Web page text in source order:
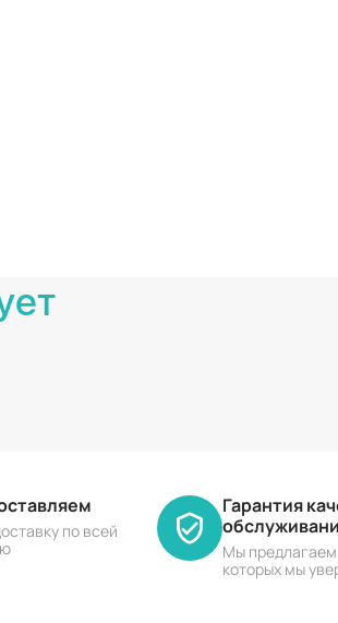
по всей
Гарантия
Мы предлагаем
которых мы